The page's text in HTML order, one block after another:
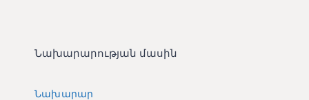
Նախարարության մասին
Նախարար